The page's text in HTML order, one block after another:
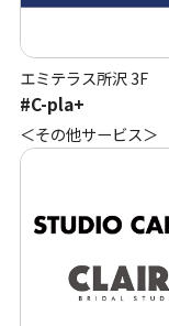
エミテラス所沢3F
#C-pla+
＜その他サービス＞